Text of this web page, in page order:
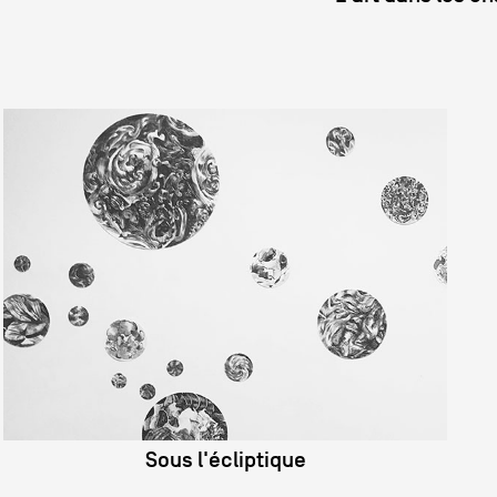
Événements
1% œuvres dans
public
Réseau
Sous l'écliptique